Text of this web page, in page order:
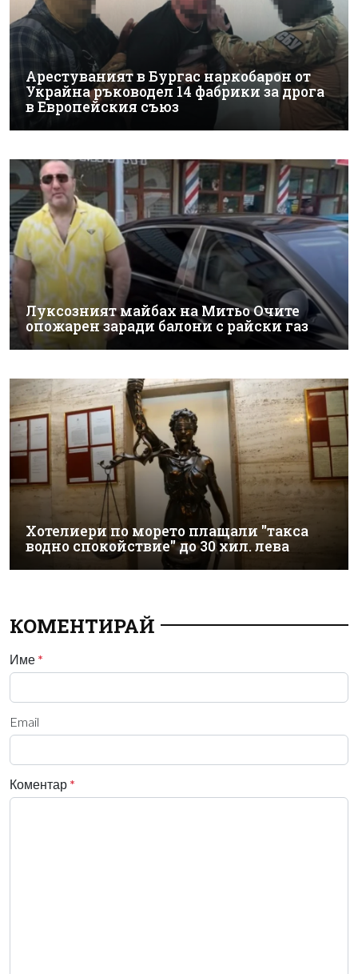
Арестуваният в Бургас наркобарон от
Украйна ръководел 14 фабрики за дрога
в Европейския съюз
Луксозният майбах на Митьо Очите
опожарен заради балони с райски газ
Хотелиери по морето плащали "такса
водно спокойствие" до 30 хил. лева
КОМЕНТИРАЙ
Име *
Email
Коментар *